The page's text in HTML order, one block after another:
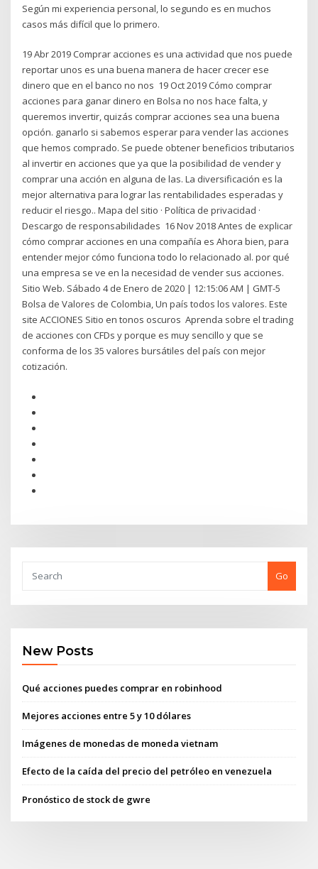
Según mi experiencia personal, lo segundo es en muchos
casos más difícil que lo primero.
19 Abr 2019 Comprar acciones es una actividad que nos puede
reportar unos es una buena manera de hacer crecer ese
dinero que en el banco no nos 19 Oct 2019 Cómo comprar
acciones para ganar dinero en Bolsa no nos hace falta, y
queremos invertir, quizás comprar acciones sea una buena
opción. ganarlo si sabemos esperar para vender las acciones
que hemos comprado. Se puede obtener beneficios tributarios
al invertir en acciones que ya que la posibilidad de vender y
comprar una acción en alguna de las. La diversificación es la
mejor alternativa para lograr las rentabilidades esperadas y
reducir el riesgo.. Mapa del sitio · Política de privacidad ·
Descargo de responsabilidades 16 Nov 2018 Antes de explicar
cómo comprar acciones en una compañía es Ahora bien, para
entender mejor cómo funciona todo lo relacionado al. por qué
una empresa se ve en la necesidad de vender sus acciones.
Sitio Web. Sábado 4 de Enero de 2020 | 12:15:06 AM | GMT-5
Bolsa de Valores de Colombia, Un país todos los valores. Este
site ACCIONES Sitio en tonos oscuros Aprenda sobre el trading
de acciones con CFDs y porque es muy sencillo y que se
conforma de los 35 valores bursátiles del país con mejor
cotización.
Go
New Posts
Qué acciones puedes comprar en robinhood
Mejores acciones entre 5 y 10 dólares
Imágenes de monedas de moneda vietnam
Efecto de la caída del precio del petróleo en venezuela
Pronóstico de stock de gwre